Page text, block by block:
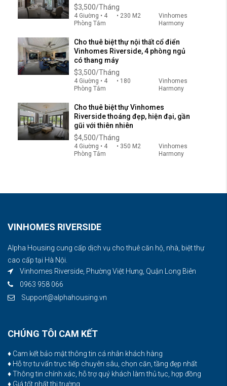
$3,500/Tháng
4 Giường • 4
Phòng Tắm
• 230 M2
Vinhomes
Harmony
Cho thuê biệt thự nội thất cổ điển
Vinhomes Riverside, 4 phòng ngủ
có thang máy
$3,500/Tháng
4 Giường • 4
Phòng Tắm
• 180
Vinhomes
Harmony
Cho thuê biệt thự Vinhomes
Riverside thoáng đẹp, hiện đại, gần
gũi với thiên nhiên
$4,500/Tháng
4 Giường • 4
Phòng Tắm
• 350 M2
Vinhomes
Harmony
VINHOMES RIVERSIDE
Alpha Housing cung cấp dịch vụ cho thuê căn hộ, nhà, biệt thự
cao cấp tại Hà Nội.
Vinhomes Riverside, Phường Việt Hưng, Quận Long Biên
0963 958 066
Support@alphahousing.vn
CHÚNG TÔI CAM KẾT
♦ Cam kết bảo mật thông tin cá nhân khách hàng
♦ Hỗ trợ tư vấn trực tiếp chuyên sâu, chọn căn, tầng đẹp nhất
♦ Thông tin chính xác, hỗ trợ quý khách làm thủ tục, hợp đồng
♦ Giá tốt nhất thị trường